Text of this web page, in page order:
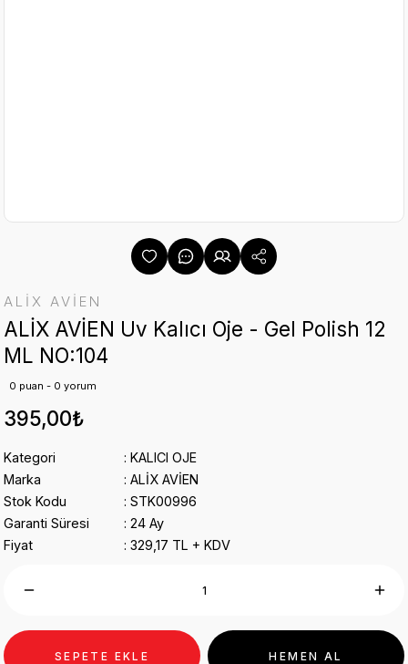
ALİX AVİEN
ALİX AVİEN Uv Kalıcı Oje - Gel Polish 12
ML NO:104
0 puan - 0 yorum
395,00₺
Kategori
KALICI OJE
Marka
ALİX AVİEN
Stok Kodu
STK00996
Garanti Süresi
24 Ay
Fiyat
329,17 TL + KDV
SEPETE EKLE HEMEN AL